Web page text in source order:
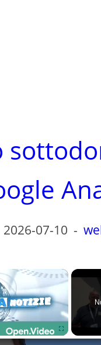
2026-07-10 -
×
Fullscreen